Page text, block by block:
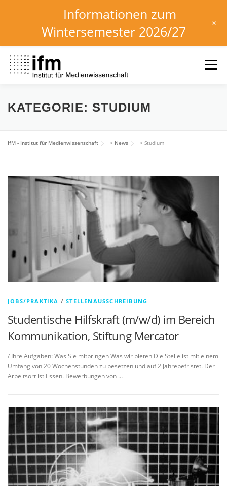
Inhalt
springen
Menü
HOME NEWS KALENDER
INSTITUT FORSCHUNG DOWNLOADS
KATEGORIE: STUDIUM
IfM - Institut für Medienwissenschaft > News > Studium
JOBS/PRAKTIKA /STELLENAUSSCHREIBUNG
Studentische Hilfskraft (m/w/d) im Bereich
Kommunikation, Stiftung Mercator
/ Ihre Aufgaben: Was Sie mitbringen Was wir bieten Die Stelle ist mit einem
Umfang von 20 Wochenstunden zu besetzen und auf 2 Jahrebefristet. Der
Arbeitsort ist Essen. Bewerbungen von …
Informationen zum
Wintersemester 2026/27
+